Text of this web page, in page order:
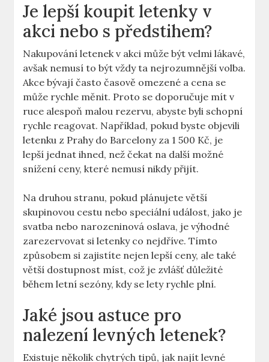
Je lepší koupit letenky v
akci nebo s předstihem?
Nakupování letenek v akci může být velmi lákavé,
avšak nemusí to být vždy ta nejrozumnější volba.
Akce bývají často časově omezené a cena se
může rychle měnit. Proto se doporučuje mít v
ruce alespoň malou rezervu, abyste byli schopní
rychle reagovat. Například, pokud byste objevili
letenku z Prahy do Barcelony za 1 500 Kč, je
lepší jednat ihned, než čekat na další možné
snížení ceny, které nemusí nikdy přijít.
Na druhou stranu, pokud plánujete větší
skupinovou cestu nebo speciální událost, jako je
svatba nebo narozeninová oslava, je výhodné
zarezervovat si letenky co nejdříve. Tímto
způsobem si zajistíte nejen lepší ceny, ale také
větší dostupnost míst, což je zvlášť důležité
během letní sezóny, kdy se lety rychle plní.
Jaké jsou astuce pro
nalezení levných letenek?
Existuje několik chytrých tipů, jak najít levné